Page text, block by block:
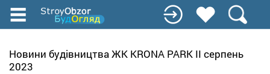
Перейти
содержанию
Новини будівництва ЖК KRONA PARK II серпень
2023